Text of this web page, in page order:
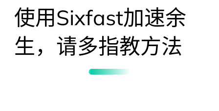
使用Sixfast加速余
生，请多指教方法